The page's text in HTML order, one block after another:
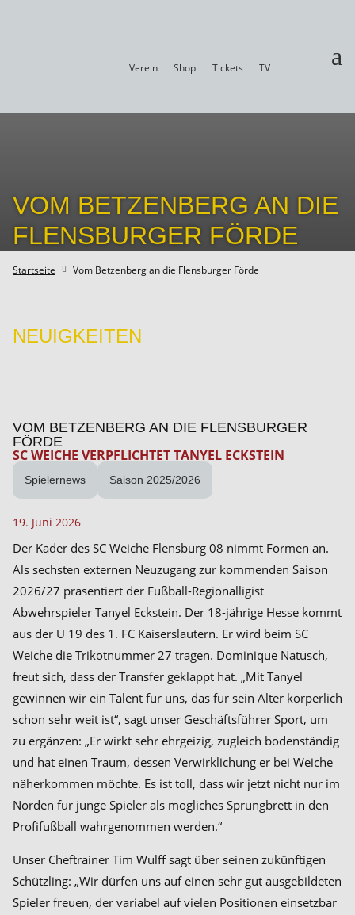
Verein Shop Tickets TV a
VOM BETZENBERG AN DIE
FLENSBURGER FÖRDE
Startseite  Vom Betzenberg an die Flensburger Förde
NEUIGKEITEN
VOM BETZENBERG AN DIE FLENSBURGER
FÖRDE
SC WEICHE VERPFLICHTET TANYEL ECKSTEIN
Spielernews Saison 2025/2026
19. Juni 2026
Der Kader des SC Weiche Flensburg 08 nimmt Formen an.
Als sechsten externen Neuzugang zur kommenden Saison
2026/27 präsentiert der Fußball-Regionalligist
Abwehrspieler Tanyel Eckstein. Der 18-jährige Hesse kommt
aus der U 19 des 1. FC Kaiserslautern. Er wird beim SC
Weiche die Trikotnummer 27 tragen. Dominique Natusch,
freut sich, dass der Transfer geklappt hat. „Mit Tanyel
gewinnen wir ein Talent für uns, das für sein Alter körperlich
schon sehr weit ist“, sagt unser Geschäftsführer Sport, um
zu ergänzen: „Er wirkt sehr ehrgeizig, zugleich bodenständig
und hat einen Traum, dessen Verwirklichung er bei Weiche
näherkommen möchte. Es ist toll, dass wir jetzt nicht nur im
Norden für junge Spieler als mögliches Sprungbrett in den
Profifußball wahrgenommen werden.“
Unser Cheftrainer Tim Wulff sagt über seinen zukünftigen
Schützling: „Wir dürfen uns auf einen sehr gut ausgebildeten
Spieler freuen, der variabel auf vielen Positionen einsetzbar